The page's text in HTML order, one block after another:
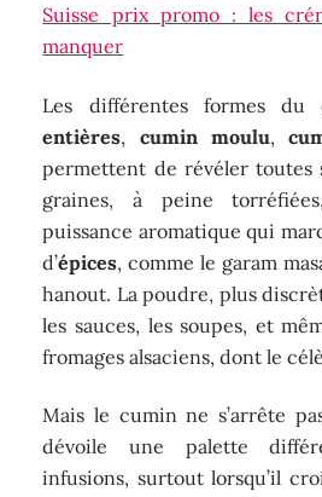
Suisse prix promo : les
manquer
Les différentes formes du
entières, cumin moulu,
permettent de révéler toutes
graines, à peine
puissance aromatique qui
d’épices, comme le garam
hanout. La poudre, plus
les sauces, les soupes, et
fromages alsaciens, dont le
Mais le cumin ne s’arrête
dévoile une palette
infusions, surtout lorsqu’il